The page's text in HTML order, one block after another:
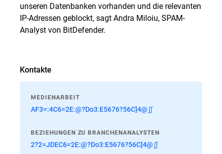
unseren Datenbanken vorhanden und die relevanten
IP-Adressen geblockt, sagt Andra Miloiu, SPAM-
Analyst von BitDefender.
Kontakte
MEDIENARBEIT
AF3=:4C6=2E:@?Do3:E5676?56C]4@∬
BEZIEHUNGEN ZU BRANCHENANALYSTEN
2?2=JDEC6=2E:@?Do3:E5676?56C]4@∬